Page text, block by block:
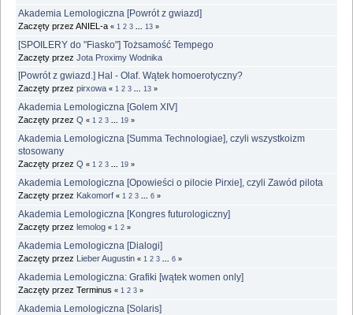
Akademia Lemologiczna [Powrót z gwiazd]
Zaczęty przez ANIEL-a « 1 2 3 13 »
[SPOILERY do "Fiasko"] Tożsamość Tempego
Zaczęty przez Jota Proximy Wodnika
[Powrót z gwiazd.] Hal - Olaf. Wątek homoerotyczny?
Zaczęty przez pirxowa « 1 2 3 13 »
Akademia Lemologiczna [Golem XIV]
Zaczęty przez Q « 1 2 3 19 »
Akademia Lemologiczna [Summa Technologiae], czyli wszystkoizm
stosowany
Zaczęty przez Q « 1 2 3 19 »
Akademia Lemologiczna [Opowieści o pilocie Pirxie], czyli Zawód pilota
Zaczęty przez Kakomorf « 1 2 3 6 »
Akademia Lemologiczna [Kongres futurologiczny]
Zaczęty przez lemolog « 1 2 »
Akademia Lemologiczna [Dialogi]
Zaczęty przez Lieber Augustin « 1 2 3 6 »
Akademia Lemologiczna: Grafiki [wątek women only]
Zaczęty przez Terminus « 1 2 3 »
Akademia Lemologiczna [Solaris]